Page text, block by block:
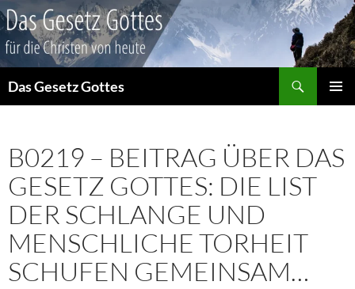
Das Gesetz Gottes
B0219 – BEITRAG ÜBER DAS
GESETZ GOTTES: DIE LIST
DER SCHLANGE UND
MENSCHLICHE TORHEIT
SCHUFEN GEMEINSAM…